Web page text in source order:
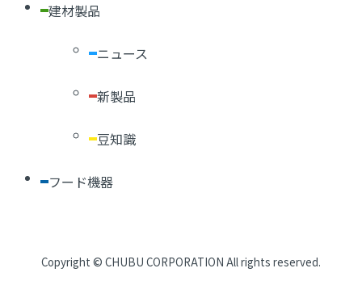
建材製品
ニュース
新製品
豆知識
フード機器
CHUBUについて
Copyright © CHUBU CORPORATION All rights reserved.